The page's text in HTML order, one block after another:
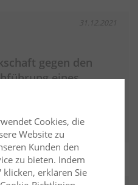
31.12.2021
gegen den
eines
Rechtsgebiet lesen
Cookies, die
Website zu
Kunden den
zu bieten. Indem
klicken, erklären Sie